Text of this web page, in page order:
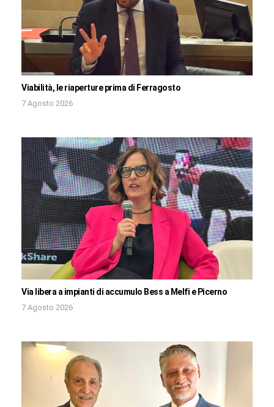
Viabilità, le riaperture prima di Ferragosto
7 Agosto 2026
Via libera a impianti di accumulo Bess a Melfi e Picerno
7 Agosto 2026